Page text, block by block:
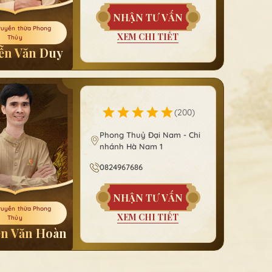
thừa Phong
Thủy
Văn Duy
NHẬN TƯ VẤN
XEM CHI TIẾT
thừa Phong
Thủy
Văn Hoàn
(200)
Phong Thuỷ Đại Nam - Chi
nhánh Hà Nam 1
0824967686
NHẬN TƯ VẤN
XEM CHI TIẾT